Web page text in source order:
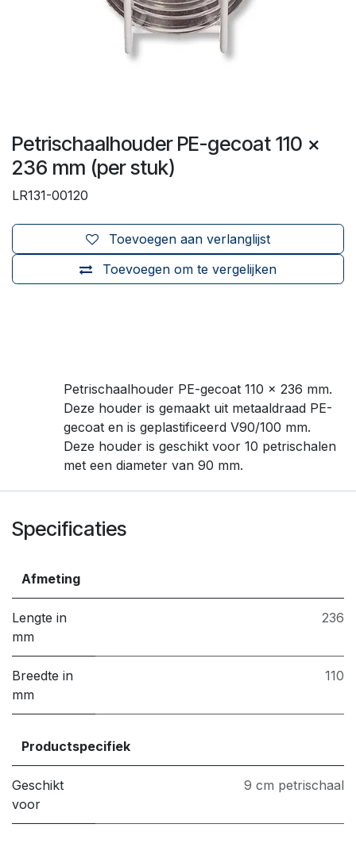
Petrischaalhouder PE-gecoat 110 x
236 mm (per stuk)
LR131-00120
Toevoegen om te vergelijken
Toevoegen aan verlanglijst
Petrischaalhouder PE-gecoat 110 x 236 mm.
Deze houder is gemaakt uit metaaldraad PE-
gecoat en is geplastificeerd V90/100 mm.
Deze houder is geschikt voor 10 petrischalen
met een diameter van 90 mm.
Specificaties
Afmeting
Lengte in
mm
236
Breedte in
mm
110
Productspecifiek
Geschikt
voor
9 cm petrischaal